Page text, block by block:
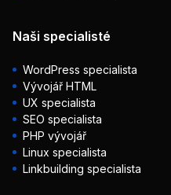
Naši specialisté
WordPress specialista
Vývojář HTML
UX specialista
SEO specialista
PHP vývojář
Linux specialista
Linkbuilding specialista